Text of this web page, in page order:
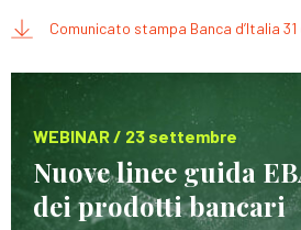
Comunicato stampa Banca d’Italia 31
WEBINAR / 23 settembre
Nuove linee guida
dei prodotti bancari